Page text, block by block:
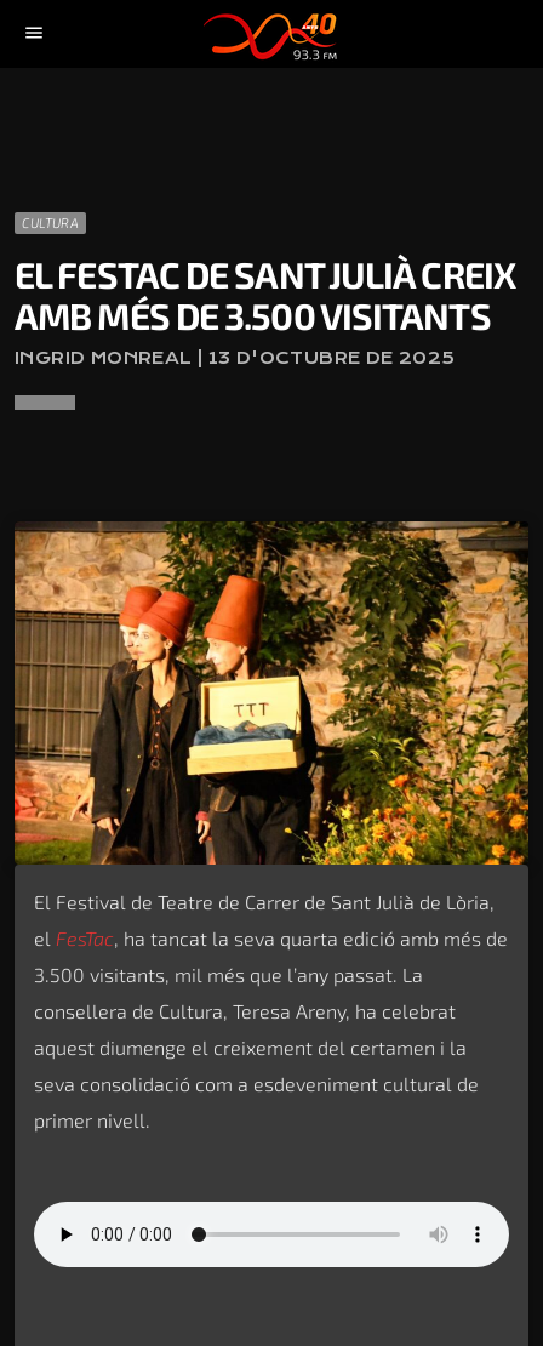
menu
CULTURA
EL FESTAC DE SANT JULIÀ CREIX
AMB MÉS DE 3.500 VISITANTS
INGRID MONREAL | 13 D'OCTUBRE DE 2025
El Festival de Teatre de Carrer de Sant Julià de Lòria,
el FesTac , ha tancat la seva quarta edició amb més de
3.500 visitants, mil més que l’any passat. La
consellera de Cultura, Teresa Areny, ha celebrat
aquest diumenge el creixement del certamen i la
seva consolidació com a esdeveniment cultural de
primer nivell.